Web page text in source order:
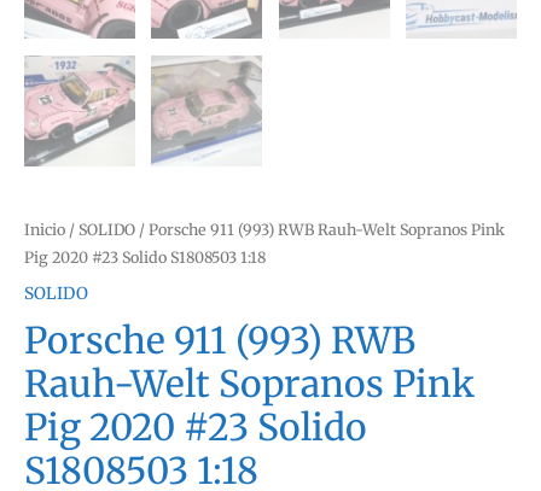
Inicio / SOLIDO / Porsche 911 (993) RWB Rauh-Welt Sopranos Pink
Pig 2020 #23 Solido S1808503 1:18
SOLIDO
Porsche 911 (993) RWB
Rauh-Welt Sopranos Pink
Pig 2020 #23 Solido
S1808503 1:18